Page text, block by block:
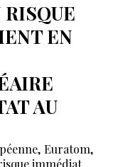
RISQUE
EN
AU
Euratom,